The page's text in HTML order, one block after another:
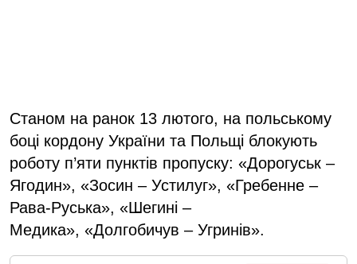
Станом на ранок 13 лютого, на польському
боці кордону України та Польщі блокують
роботу п’яти пунктів пропуску: «Дорогуськ –
Ягодин», «Зосин – Устилуг», «Гребенне –
Рава-Руська», «Шегині –
Медика», «Долгобичув – Угринів».